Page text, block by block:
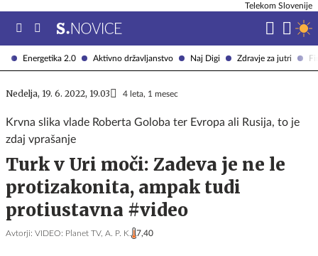
Energetika 2.0 Aktivno državljanstvo Naj Digi Zdravje za jutri
Telekom Slovenije
Nedelja, 19. 6. 2022, 19.03 4 leta, 1 mesec
Krvna slika vlade Roberta Goloba ter Evropa ali Rusija, to je
zdaj vprašanje
Turk v Uri moči: Zadeva je ne le
protizakonita, ampak tudi
protiustavna #video
Avtorji: VIDEO: Planet TV, A. P. K. 7,40